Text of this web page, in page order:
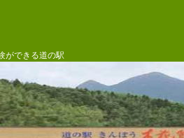
できる道の駅